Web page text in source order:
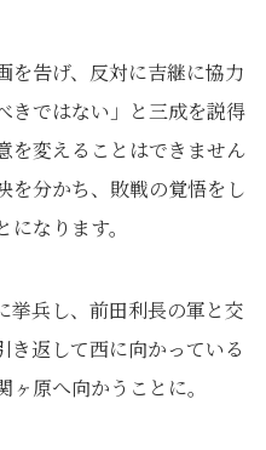
を告げ、反対に吉継に協力
きではない」と三成を説得
を変えることはできません
を分かち、敗戦の覚悟をし
なります。
挙兵し、前田利長の軍と交
き返して西に向かっている
原へ向かうことに。